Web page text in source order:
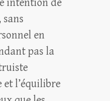
en
pas la
et l’équilibre